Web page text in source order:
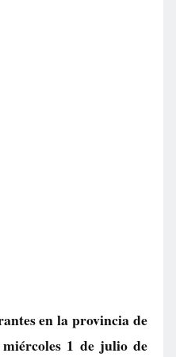
en la provincia de
1 de julio de